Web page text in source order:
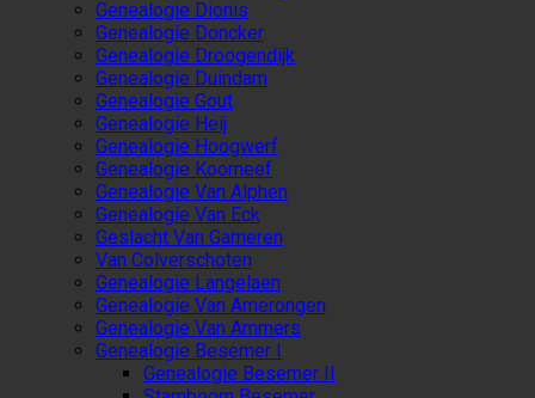
Genealogie Dionis
Genealogie Doncker
Genealogie Droogendijk
Genealogie Duindam
Genealogie Gout
Genealogie Heij
Genealogie Hoogwerf
Genealogie Koorneef
Genealogie Van Alphen
Genealogie Van Eck
Geslacht Van Gameren
Van Colverschoten
Genealogie Langelaen
Genealogie Van Amerongen
Genealogie Van Ammers
Genealogie Besemer I
Genealogie Besemer II